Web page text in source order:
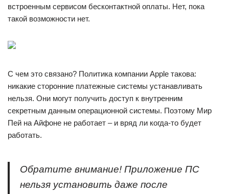
встроенным сервисом бесконтактной оплаты. Нет, пока
такой возможности нет.
С чем это связано? Политика компании Apple такова:
никакие сторонние платежные системы устанавливать
нельзя. Они могут получить доступ к внутренним
секретным данным операционной системы. Поэтому Мир
Пей на Айфоне не работает – и вряд ли когда-то будет
работать.
Обратите внимание! Приложение ПС
нельзя установить даже после